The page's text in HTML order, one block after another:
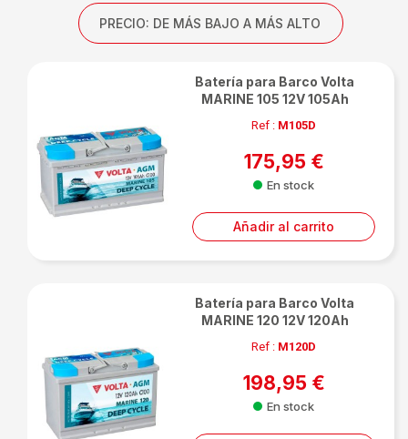
PRECIO: DE MÁS BAJO A MÁS ALTO
Batería para Barco Volta
MARINE 105 12V 105Ah
Ref : M105D
175,95 €
En stock
Añadir al carrito
Batería para Barco Volta
MARINE 120 12V 120Ah
Ref : M120D
198,95 €
En stock